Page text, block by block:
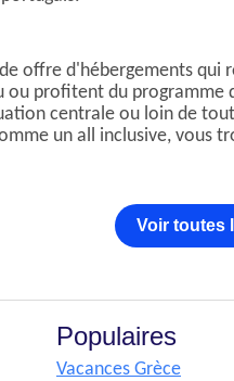
offre d'hébergements qui
ou profitent du programme
centrale ou loin de
un all inclusive, vous
Voir toutes
Populaires
Vacances Grèce